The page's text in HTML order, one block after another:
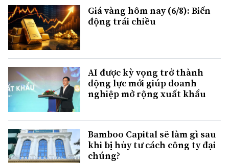
Giá vàng hôm nay (6/8): Biến
động trái chiều
AI được kỳ vọng trở thành
động lực mới giúp doanh
nghiệp mở rộng xuất khẩu
Bamboo Capital sẽ làm gì sau
khi bị hủy tư cách công ty đại
chúng?